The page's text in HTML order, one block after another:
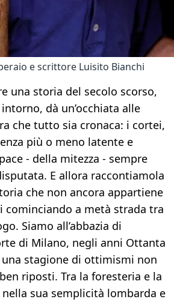
e scrittore Luisito Bianchi
una storia del secolo scorso,
dà un’occhiata alle
che tutto sia cronaca: i cortei,
più o meno latente e
- della mitezza - sempre
E allora raccontiamola
che non ancora appartiene
cominciando a metà strada tra
Siamo all’abbazia di
di Milano, negli anni Ottanta
stagione di ottimismi non
riposti. Tra la foresteria e la
sua semplicità lombarda e